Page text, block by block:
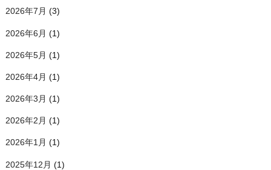
2026年7月 (3)
2026年6月 (1)
2026年5月 (1)
2026年4月 (1)
2026年3月 (1)
2026年2月 (1)
2026年1月 (1)
2025年12月 (1)